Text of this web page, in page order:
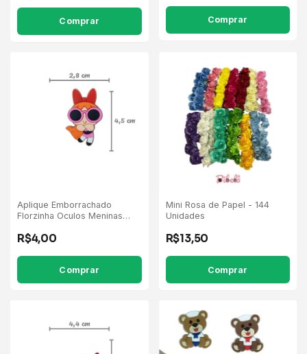
Comprar
Aplique Emborrachado
Florzinha Oculos Meninas
Unidades
R$4,00
Mini Rosa de Papel - 144
Unidades
R$13,50
Comprar